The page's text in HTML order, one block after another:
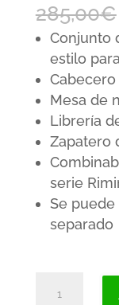
285,00€
Conjunto
estilo
Mesa de
Librería
Zapatero
serie
Se
separado